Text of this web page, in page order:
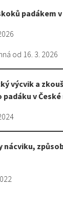
padákem
od 16. 3. 2026
výcvik a
v
nácviku,